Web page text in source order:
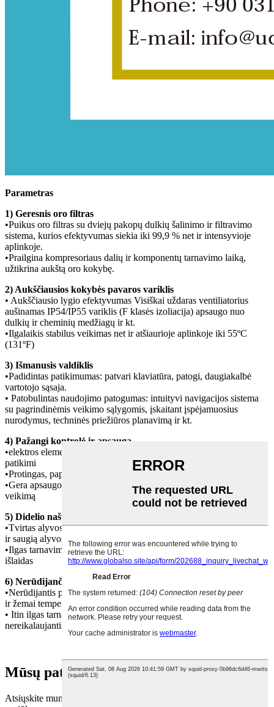
Parametras
1) Geresnis oro filtras
•Puikus oro filtras su dviejų pakopų dulkių šalinimo ir filtravimo
sistema, kurios efektyvumas siekia iki 99,9 % net ir intensyvioje
aplinkoje.
•Prailgina kompresoriaus dalių ir komponentų tarnavimo laiką,
užtikrina aukštą oro kokybę.
2) Aukščiausios kokybės pavaros variklis
• Aukščiausio lygio efektyvumas Visiškai uždaras ventiliatorius
aušinamas IP54/IP55 variklis (F klasės izoliacija) apsaugo nuo
dulkių ir cheminių medžiagų ir kt.
•Ilgalaikis stabilus veikimas net ir atšiaurioje aplinkoje iki 55ºC
(131ºF)
3) Išmanusis valdiklis
•Padidintas patikimumas: patvari klaviatūra, patogi, daugiakalbė
vartotojo sąsaja.
• Patobulintas naudojimo patogumas: intuityvi navigacijos sistema
su pagrindinėmis veikimo sąlygomis, įskaitant įspėjamuosius
nurodymus, techninės priežiūros planavimą ir kt.
4) Pažangi kontrolė ir apsauga
•elektros elementai su originalia pakuote iš Vokietijos, saugūs ir
patikimi
•Protingas, paprastas ir aiškus laidų sujungimas, lengva priežiūra
•Gera apsaugos funkcija užtikrina stabilų kompresoriaus agregato
veikimą
5) Didelio našumo alyvos filtras
•Tvirtas alyvos filtras su puikia alyvos valymo galia užtikrina švarią
ir saugią alyvos sistemą
•Ilgas tarnavimo laikas ir lengvas filtro keitimas sumažina priežiūros
išlaidas
6) Nerūdijančio plieno alyvos vamzdžių ir oro vamzdžių sistema
•Nerūdijantis plienas Atsparus aukštai temperatūrai (400ºC =752ºF)
ir žemai temperatūrai (-270ºC = -518ºF), atsparus aukštam slėgiui
• Itin ilgas tarnavimo laikas (80 metų), visiškai nesandarus ir
nereikalaujantis priežiūros
Mūsų patirtis yra tam, kad jums tarnautų
Atsiųskite mums savo užklausą dėl kainos ir mes sugeneruosime